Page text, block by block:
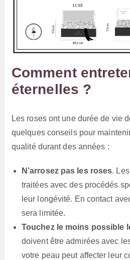
Comment
éternelles ?
Les roses ont une durée de vie
quelques conseils pour
qualité durant des années :
N’arrosez pas les roses.
traitées avec des procédés
leur longévité. En contact
sera limitée.
Touchez le moins possible
doivent être admirées avec
votre peau peut affecter leur